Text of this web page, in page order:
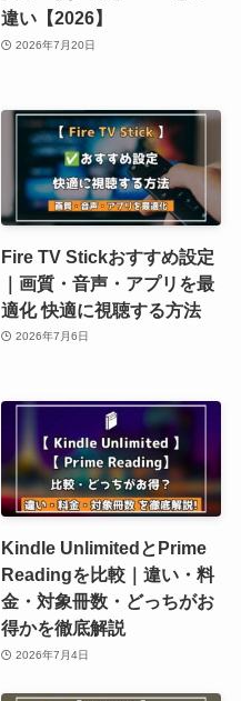
違い【2026】
2026年7月20日
Fire TV Stickおすすめ設定
｜画質・音声・アプリを最
適化 快適に視聴する方法
2026年7月6日
Kindle UnlimitedとPrime
Readingを比較｜違い・料
金・対象冊数・どっちがお
得かを徹底解説
2026年7月4日